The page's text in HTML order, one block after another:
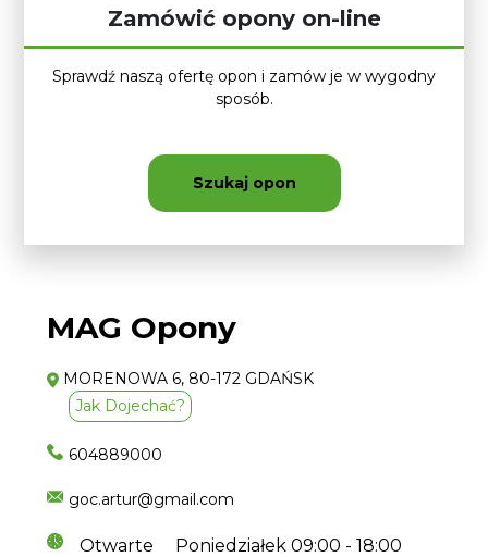
Zamówić opony on-line
Sprawdź naszą ofertę opon i zamów je w wygodny
sposób.
Szukaj opon
MAG Opony
MORENOWA 6, 80-172 GDAŃSK
Jak Dojechać?
604889000
goc.artur@gmail.com
Otwarte Poniedziałek 09:00 - 18:00